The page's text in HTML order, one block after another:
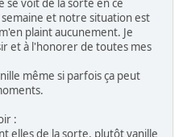
se voit de la sorte en ce
et notre situation est
plaint aucunement. Je
et à l'honorer de toutes mes
même si parfois ça peut
:
elles de la sorte, plutôt vanille